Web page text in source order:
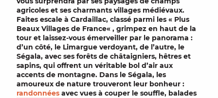
agricoles et ses charmants villages médiévaux.
Faites escale à Cardaillac, classé parmi les « Plus
Beaux Villages de France« , grimpez en haut de la
tour et laissez-vous émerveiller par le panorama :
d’un côté, le Limargue verdoyant, de l’autre, le
Ségala, avec ses forêts de châtaigniers, hêtres et
sapins, qui offrent un véritable bol d’air aux
accents de montagne. Dans le Ségala, les
amoureux de nature trouveront leur bonheur :
randonnées avec vues à couper le souffle, balades